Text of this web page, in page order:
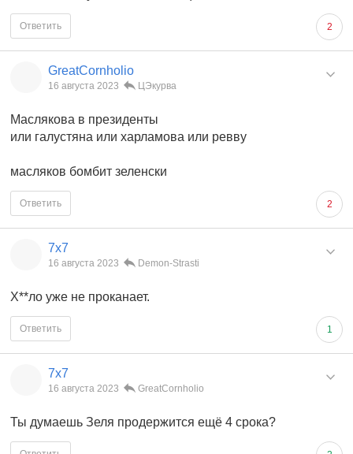
2
Ответить
GreatCornholio
16 августа 2023 ЦЭкурва
Маслякова в президенты
или галустяна или харламова или ревву
масляков бомбит зеленски
2
Ответить
7x7
16 августа 2023 Demon-Strasti
Х**ло уже не проканает.
1
Ответить
7x7
16 августа 2023 GreatCornholio
Ты думаешь Зеля продержится ещё 4 срока?